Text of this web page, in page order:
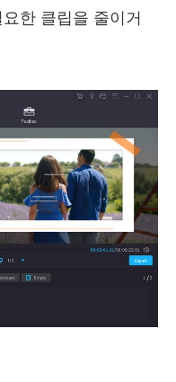
한 클립을 줄이거